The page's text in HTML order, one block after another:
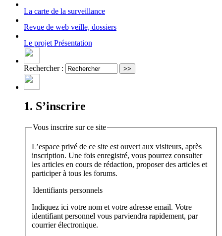
La carte de la surveillance
Revue de web veille, dossiers
Le projet Présentation
Rechercher :
1. S’inscrire
Vous inscrire sur ce site
L’espace privé de ce site est ouvert aux visiteurs, après
inscription. Une fois enregistré, vous pourrez consulter
les articles en cours de rédaction, proposer des articles et
participer à tous les forums.
Identifiants personnels
Indiquez ici votre nom et votre adresse email. Votre
identifiant personnel vous parviendra rapidement, par
courrier électronique.